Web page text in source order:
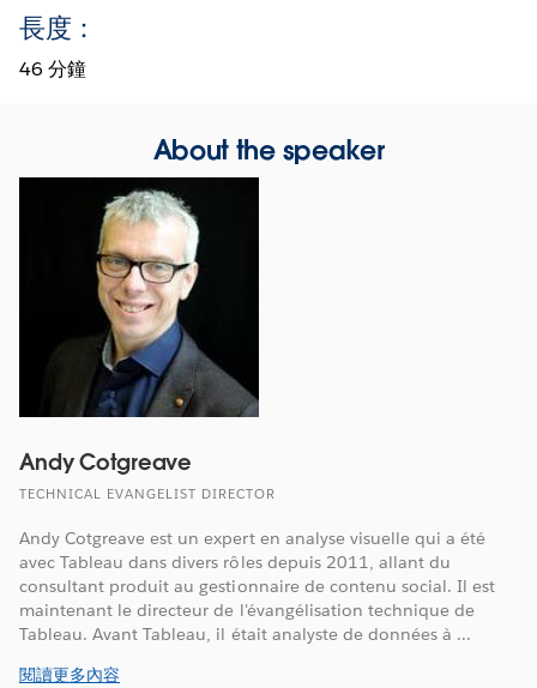
長度：
46 分鐘
About the speaker
Andy Cotgreave
TECHNICAL EVANGELIST DIRECTOR
Andy Cotgreave est un expert en analyse visuelle qui a été
avec Tableau dans divers rôles depuis 2011, allant du
consultant produit au gestionnaire de contenu social. Il est
maintenant le directeur de l'évangélisation technique de
Tableau. Avant Tableau, il était analyste de données à ...
閱讀更多內容